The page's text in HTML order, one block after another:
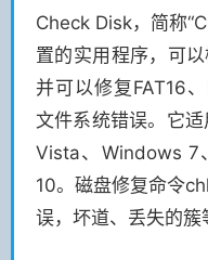
Check Disk，简称
置的实用程序，可
并可以修复FAT16
文件系统错误。它
Vista、Windows 7
10。磁盘修复命令
误，坏道、丢失的簇